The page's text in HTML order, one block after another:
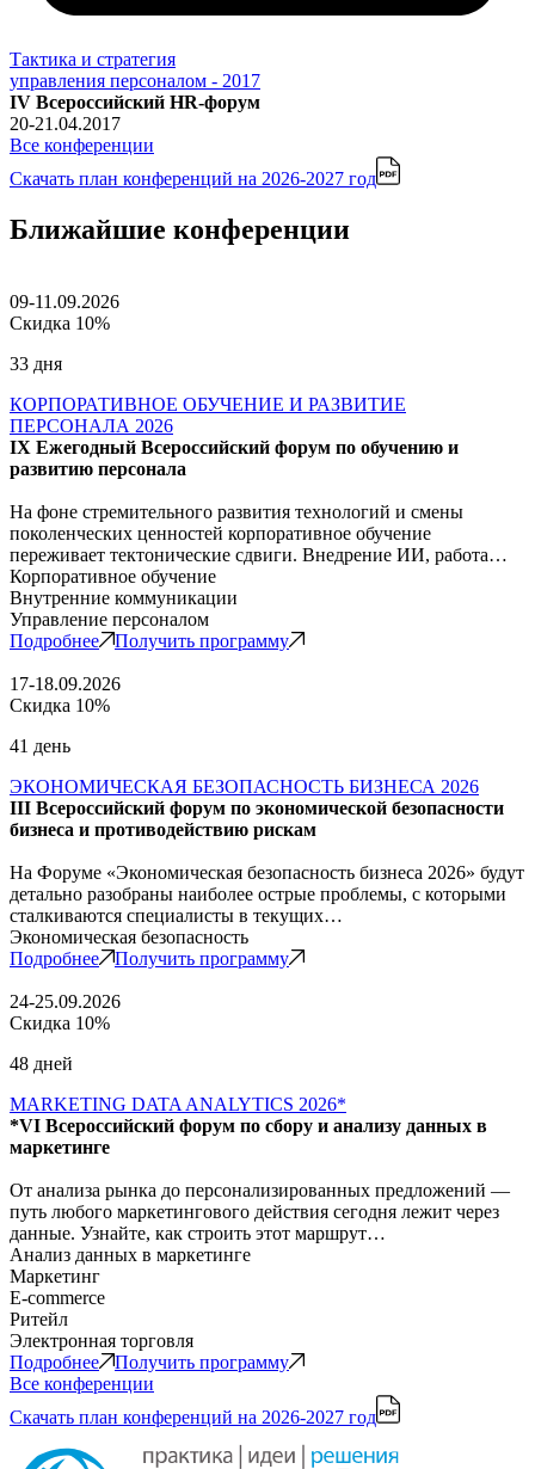
Тактика и стратегия
управления персоналом - 2017
IV Всероссийский HR-форум
20-21.04.2017
Все конференции
Скачать план конференций на 2026-2027 год
Ближайшие конференции
09-11.09.2026
Скидка 10%
33 дня
КОРПОРАТИВНОЕ ОБУЧЕНИЕ И РАЗВИТИЕ
ПЕРСОНАЛА 2026
IX Ежегодный Всероссийский форум по обучению и
развитию персонала
На фоне стремительного развития технологий и смены
поколенческих ценностей корпоративное обучение
переживает тектонические сдвиги. Внедрение ИИ, работа…
Корпоративное обучение
Внутренние коммуникации
Управление персоналом
Подробнее
Получить программу
17-18.09.2026
Скидка 10%
41 день
ЭКОНОМИЧЕСКАЯ БЕЗОПАСНОСТЬ БИЗНЕСА 2026
III Всероссийский форум по экономической безопасности
бизнеса и противодействию рискам
На Форуме «Экономическая безопасность бизнеса 2026» будут
детально разобраны наиболее острые проблемы, с которыми
сталкиваются специалисты в текущих…
Экономическая безопасность
Подробнее
Получить программу
24-25.09.2026
Скидка 10%
48 дней
MARKETING DATA ANALYTICS 2026*
*VI Всероссийский форум по сбору и анализу данных в
маркетинге
От анализа рынка до персонализированных предложений —
путь любого маркетингового действия сегодня лежит через
данные. Узнайте, как строить этот маршрут…
Анализ данных в маркетинге
Маркетинг
E-commerce
Ритейл
Электронная торговля
Подробнее
Получить программу
Все конференции
Скачать план конференций на 2026-2027 год